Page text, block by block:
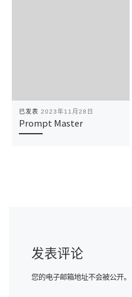
已发表 2023年11月28日
Prompt Master
发表评论
您的电子邮箱地址不会被公开。